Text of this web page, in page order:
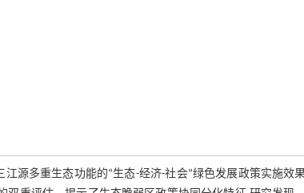
源多重生态功能的“生态-经济-社会”绿色发展政策实施效